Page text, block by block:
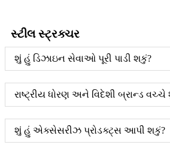
સ્ટીલ સ્ટ્રક્ચર
શું હું ડિઝાઇન સેવાઓ પૂરી પાડી શકું?
રાષ્ટ્રીય ધોરણ અને વિદેશી બ્રાન્ડ
શું હું એક્સેસરીઝ પ્રોડક્ટ્સ આપી શકું?